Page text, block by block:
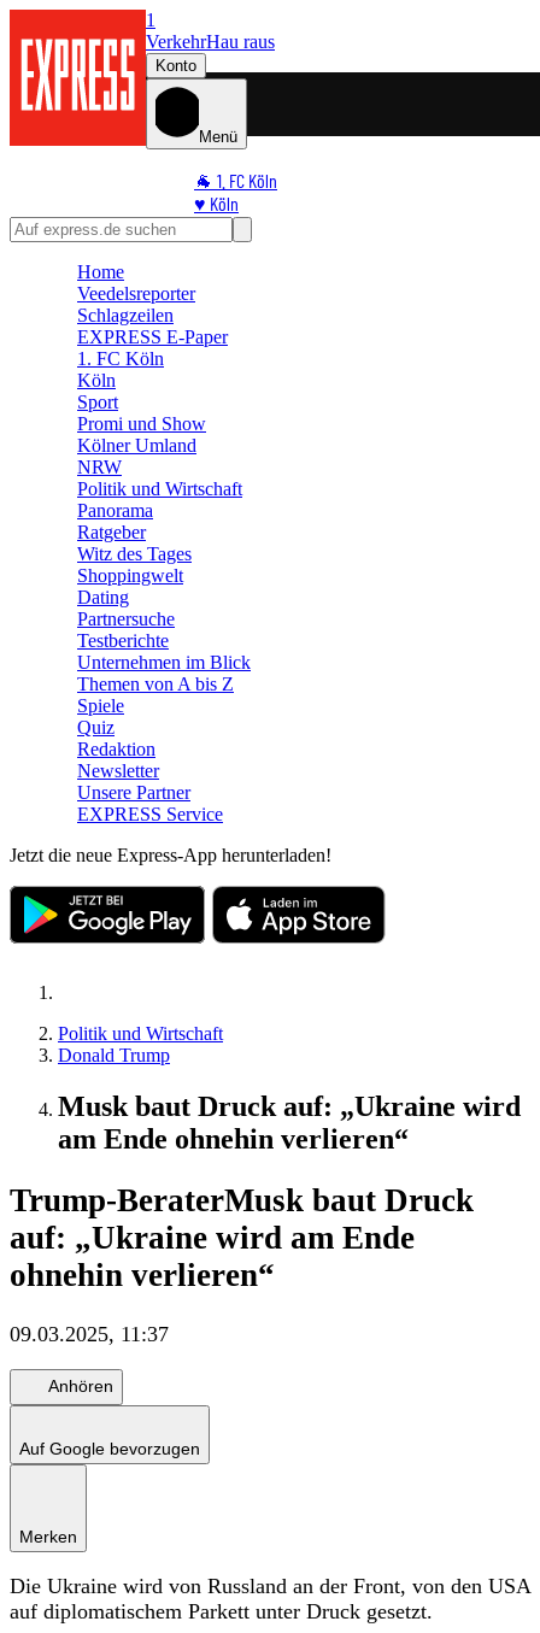
1
VerkehrHau raus
Konto
Menü
🐐 1. FC Köln
♥️ Köln
⭐ Promi
🛒 Shoppingwelt
Home
Veedelsreporter
Schlagzeilen
EXPRESS E-Paper
1. FC Köln
Köln
Sport
Promi und Show
Kölner Umland
NRW
Politik und Wirtschaft
Panorama
Ratgeber
Witz des Tages
Shoppingwelt
Dating
Partnersuche
Testberichte
Unternehmen im Blick
Themen von A bis Z
Spiele
Quiz
Redaktion
Newsletter
Unsere Partner
EXPRESS Service
Jetzt die neue Express-App herunterladen!
Politik und Wirtschaft
Donald Trump
Musk baut Druck auf: „Ukraine wird
am Ende ohnehin verlieren“
Trump-BeraterMusk baut Druck
auf: „Ukraine wird am Ende
ohnehin verlieren“
09.03.2025, 11:37
Anhören
Auf Google bevorzugen
Merken
Die Ukraine wird von Russland an der Front, von den USA
auf diplomatischem Parkett unter Druck gesetzt.